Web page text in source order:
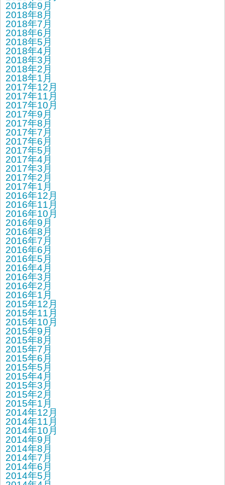
2018年9月
2018年8月
2018年7月
2018年6月
2018年5月
2018年4月
2018年3月
2018年2月
2018年1月
2017年12月
2017年11月
2017年10月
2017年9月
2017年8月
2017年7月
2017年6月
2017年5月
2017年4月
2017年3月
2017年2月
2017年1月
2016年12月
2016年11月
2016年10月
2016年9月
2016年8月
2016年7月
2016年6月
2016年5月
2016年4月
2016年3月
2016年2月
2016年1月
2015年12月
2015年11月
2015年10月
2015年9月
2015年8月
2015年7月
2015年6月
2015年5月
2015年4月
2015年3月
2015年2月
2015年1月
2014年12月
2014年11月
2014年10月
2014年9月
2014年8月
2014年7月
2014年6月
2014年5月